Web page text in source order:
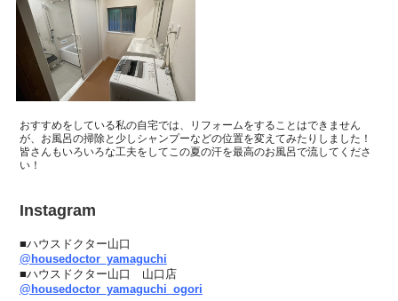
おすすめをしている私の自宅では、リフォームをすることはできません
が、お風呂の掃除と少しシャンプーなどの位置を変えてみたりしました！
皆さんもいろいろな工夫をしてこの夏の汗を最高のお風呂で流してくださ
い！
Instagram
■ハウスドクター山口
@housedoctor_yamaguchi
■ハウスドクター山口 山口店
@housedoctor_yamaguchi_ogori